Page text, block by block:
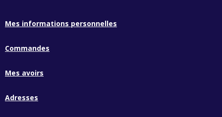
Mes informations personnelles
Commandes
Mes avoirs
Adresses